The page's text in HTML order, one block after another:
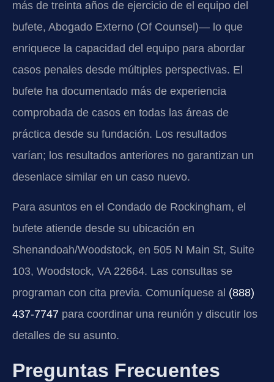
más de treinta años de ejercicio de el equipo del
bufete, Abogado Externo (Of Counsel)— lo que
enriquece la capacidad del equipo para abordar
casos penales desde múltiples perspectivas. El
bufete ha documentado más de experiencia
comprobada de casos en todas las áreas de
práctica desde su fundación. Los resultados
varían; los resultados anteriores no garantizan un
desenlace similar en un caso nuevo.
Para asuntos en el Condado de Rockingham, el
bufete atiende desde su ubicación en
Shenandoah/Woodstock, en 505 N Main St, Suite
103, Woodstock, VA 22664. Las consultas se
programan con cita previa. Comuníquese al (888)
437-7747 para coordinar una reunión y discutir los
detalles de su asunto.
Preguntas Frecuentes